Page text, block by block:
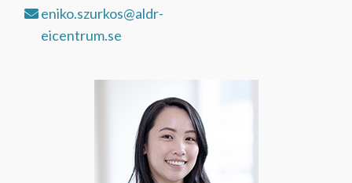
eniko.szurkos@aldr-
eicentrum.se